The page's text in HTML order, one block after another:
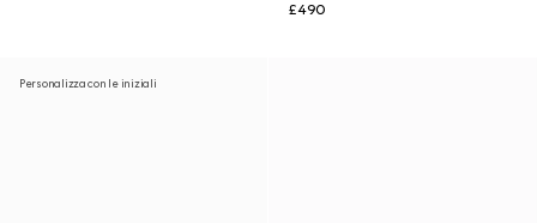
£490
Personalizza con le iniziali